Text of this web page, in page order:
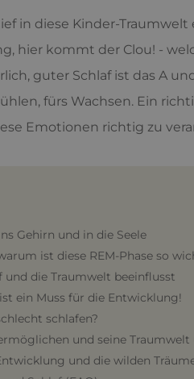
in diese Kinder-Traumwelt
hier kommt der Clou! -
guter Schlaf ist das A
fürs Wachsen. Ein
Emotionen richtig zu
Gehirn und in die Seele
ist diese REM-Phase so
die Traumwelt beeinflusst
ein Muss für die Entwicklung!
schlafen?
und seine
und die wilden